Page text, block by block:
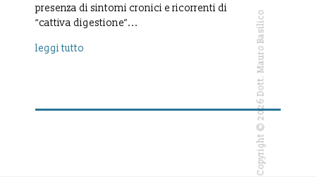
presenza di sintomi cronici e ricorrenti di
“cattiva digestione”...
leggi tutto Copyright © 2026 Dott. Mauro Basilico